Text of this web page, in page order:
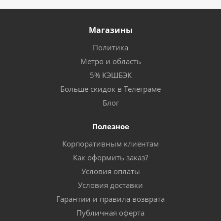
Магазины
Политика
Метро и область
5% КЭШБЭК
Больше скидок в Телеграме
Блог
Полезное
Корпоративным клиентам
Как оформить заказ?
Условия оплаты
Условия доставки
Гарантии и правила возврата
Публичная оферта